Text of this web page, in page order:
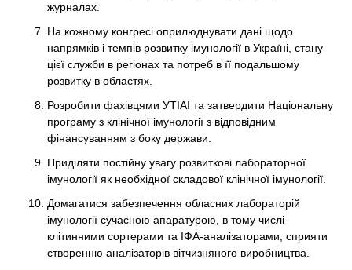
журналах.
На кожному конгресі оприлюднувати дані щодо
напрямків і темпів розвитку імунології в Україні, стану
цієї служби в регіонах та потреб в її подальшому
розвитку в областях.
Розробити фахівцями УТІАІ та затвердити Національну
програму з клінічної імунології з відповідним
фінансуванням з боку держави.
Приділяти постійну увагу розвиткові лабораторної
імунології як необхідної складової клінічної імунології.
Домагатися забезпечення обласних лабораторій
імунології сучасною апаратурою, в тому числі
клітинними сортерами та ІФА-аналізаторами; сприяти
створенню аналізаторів вітчизняного виробництва.